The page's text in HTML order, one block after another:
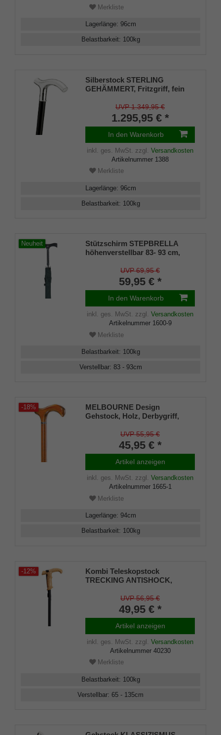
Merkliste
Lagerlänge: 96cm
Belastbarkeit: 100kg
Silberstock STERLING
GEHÄMMERT, Fritzgriff, fein
925/1000 Sterling Silber, Stock
edles Makassar Ebenholz,
Gummipuffer
UVP 1.349,95 €
1.295,95 € *
In den Warenkorb
inkl. ges. MwSt. zzgl. Versandkosten
Artikelnummer 1388
Merkliste
Lagerlänge: 96cm
Belastbarkeit: 100kg
Neuheit
Stützschirm STEPBRELLA
höhenverstellbar 83- 93 cm,
teiliges Gestell, Bezug dunkles
grün, Automatik, Gummipuffer
UVP 69,95 €
59,95 € *
In den Warenkorb
inkl. ges. MwSt. zzgl. Versandkosten
Artikelnummer 1600-9
Merkliste
Belastbarkeit: 100kg
Verstellbar: 83 - 93cm
-18%
MELBOURNE Design
Gehstock, Holz, Derbygriff,
seidenmatt lackiert, Platinband,
elegant, Damen und Herren,
inkl. Gummipuffer
UVP 55,95 €
45,95 € *
Artikel anzeigen
inkl. ges. MwSt. zzgl. Versandkosten
Artikelnummer 1665-1
Merkliste
Lagerlänge: 94cm
Belastbarkeit: 100kg
-12%
Kombi Teleskopstock
TRECKING ANTISHOCK,
Tragschlaufe, Stock
Leichtmetall schwarz,
höhenverstellbar, Tellerzwinge,
Spitze, Gummipuffer.
UVP 56,95 €
49,95 € *
Artikel anzeigen
inkl. ges. MwSt. zzgl. Versandkosten
Artikelnummer 40230
Merkliste
Belastbarkeit: 100kg
Verstellbar: 65 - 135cm